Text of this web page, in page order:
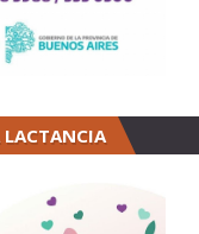
LACTANCIA